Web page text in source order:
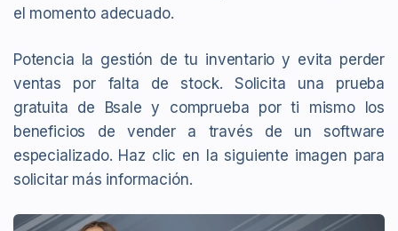
el momento adecuado.
Potencia la gestión de tu inventario y evita perder
ventas por falta de stock. Solicita una prueba
gratuita de Bsale y comprueba por ti mismo los
beneficios de vender a través de un software
especializado. Haz clic en la siguiente imagen para
solicitar más información.